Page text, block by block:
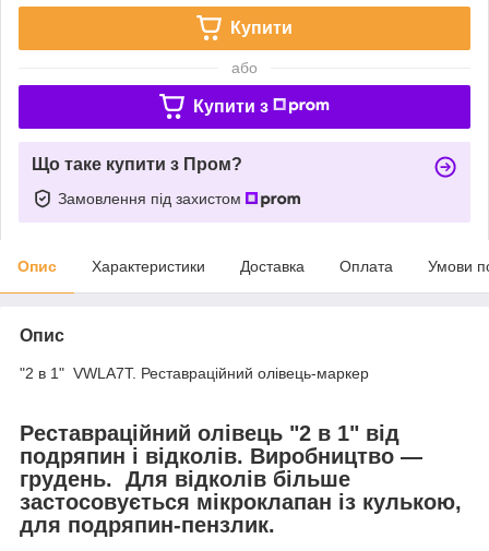
Купити
або
Купити з
Що таке купити з Пром?
Замовлення під захистом
Опис Характеристики Доставка Оплата Умови
Опис
"2 в 1" VWLA7T. Реставраційний олівець-маркер
Реставраційний олівець "2 в 1" від
подряпин і відколів. Виробництво —
грудень. Для відколів більше
застосовується мікроклапан із кулькою,
для подряпин-пензлик.